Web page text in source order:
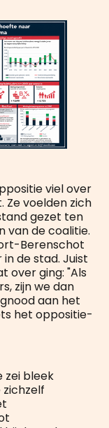
viel over
voelden zich
gezet ten
van de coalitie.
Berenschot
de stad. Juist
over ging: "Als
zijn we dan
aan het
het oppositie-
zei bleek